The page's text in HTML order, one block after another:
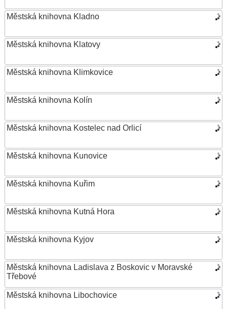
Městská knihovna Kladno
Městská knihovna Klatovy
Městská knihovna Klimkovice
Městská knihovna Kolín
Městská knihovna Kostelec nad Orlicí
Městská knihovna Kunovice
Městská knihovna Kuřim
Městská knihovna Kutná Hora
Městská knihovna Kyjov
Městská knihovna Ladislava z Boskovic v Moravské
Třebové
Městská knihovna Libochovice